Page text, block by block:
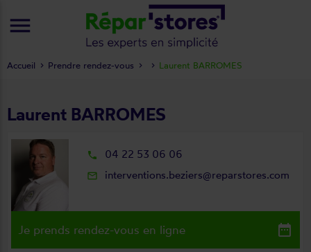
Accueil Prendre rendez-vous Laurent BARROMES
Laurent BARROMES
local_phone 04 22 53 06 06
mail_outline interventions.beziers@reparstores.com
Je prends rendez-vous en ligne date_range
menu